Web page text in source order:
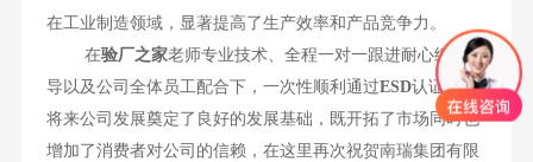
在工业制造领域，显著提高了生产效率和产品竞争力。
在验厂之家老师专业技术、全程一对一跟进耐心细致辅
导以及公司全体员工配合下，一次性顺利通过ESD认证，为
将来公司发展奠定了良好的发展基础，既开拓了市场同时也
增加了消费者对公司的信赖，在这里再次祝贺南瑞集团有限